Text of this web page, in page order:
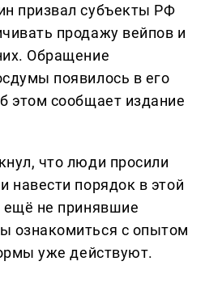
призвал субъекты РФ
продажу вейпов и
Обращение
появилось в его
этом сообщает издание
что люди просили
навести порядок в этой
не принявшие
ознакомиться с опытом
уже действуют.